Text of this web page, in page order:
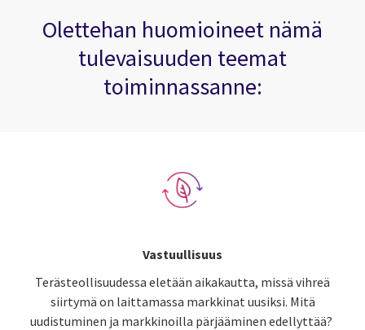
Olettehan huomioineet nämä
tulevaisuuden teemat
toiminnassanne:
Vastuullisuus
Terästeollisuudessa eletään aikakautta, missä vihreä
siirtymä on laittamassa markkinat uusiksi. Mitä
uudistuminen ja markkinoilla pärjääminen edellyttää?